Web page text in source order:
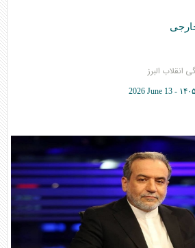
انقلاب البرز
2026 June 13